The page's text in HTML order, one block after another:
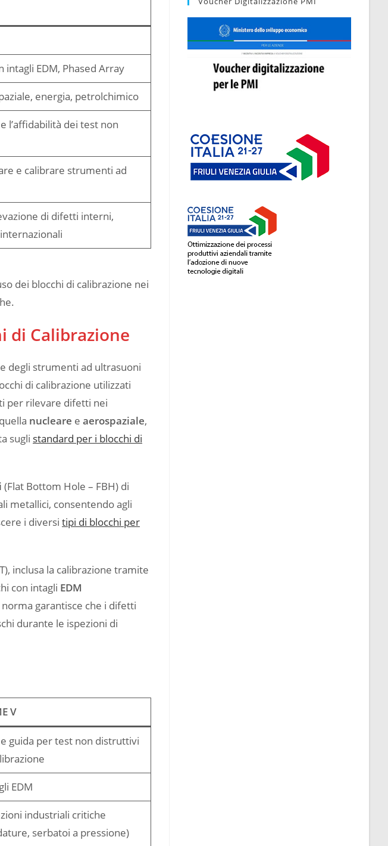
intagli EDM, Phased Array
energia, petrolchimico
l’affidabilità dei test non
e calibrare strumenti ad
di difetti interni,
dei blocchi di calibrazione nei
di Calibrazione
degli strumenti ad ultrasuoni
di calibrazione utilizzati
per rilevare difetti nei
nucleare e aerospaziale,
sugli standard per i blocchi di
(Flat Bottom Hole – FBH) di
metallici, consentendo agli
i diversi tipi di blocchi per
inclusa la calibrazione tramite
con intagli EDM
garantisce che i difetti
durante le ispezioni di
V
guida per test non distruttivi
EDM
industriali critiche
serbatoi a pressione)